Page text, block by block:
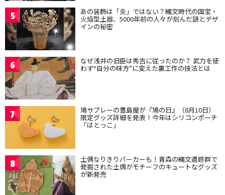
5 あの装飾は「炎」ではない？縄文時代の国宝・
火焔型土器、5000年前の人々が刻んだ謎とデザ
インの秘密
6 なぜ浅井の旧臣は秀吉に従ったのか？ 武力を使
わず“自分の味方”に変えた裏工作の技法とは
7 鳩サブレーの豊島屋が『鳩の日』（8月10日）
限定グッズ詳細を発表！今年はシリコンポーチ
「はとっこ」
8 土偶なりきりパーカーも！青森の縄文遺跡群で
発掘された土偶がモチーフのキュートなグッズ
が新発売